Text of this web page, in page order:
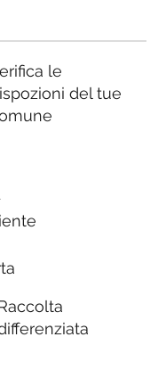
le
del tue